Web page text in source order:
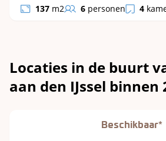
137 m2 6 personen 4
Locaties in de buurt
aan den IJssel binnen
Beschikbaar*